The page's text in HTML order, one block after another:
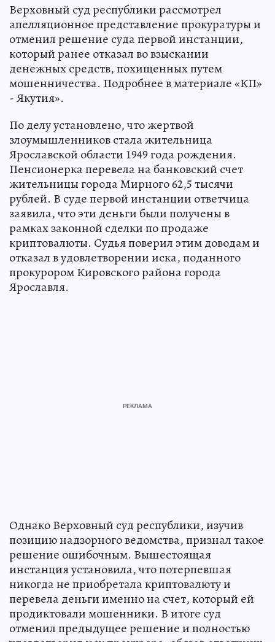
Верховный суд республики рассмотрел
апелляционное представление прокуратуры и
отменил решение суда первой инстанции,
который ранее отказал во взыскании
денежных средств, похищенных путем
мошенничества. Подробнее в материале «КП»
- Якутия».
По делу установлено, что жертвой
злоумышленников стала жительница
Ярославской области 1949 года рождения.
Пенсионерка перевела на банковский счет
жительницы города Мирного 62,5 тысячи
рублей. В суде первой инстанции ответчица
заявила, что эти деньги были получены в
рамках законной сделки по продаже
криптовалюты. Судья поверил этим доводам и
отказал в удовлетворении иска, поданного
прокурором Кировского района города
Ярославля.
Однако Верховный суд республики, изучив
позицию надзорного ведомства, признал такое
решение ошибочным. Вышестоящая
инстанция установила, что потерпевшая
никогда не приобретала криптовалюту и
перевела деньги именно на счет, который ей
продиктовали мошенники. В итоге суд
отменил предыдущее решение и полностью